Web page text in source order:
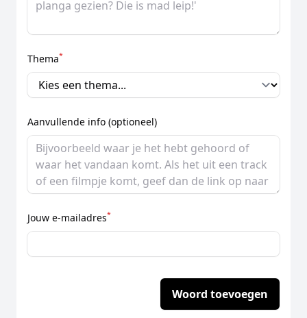
Thema*
Aanvullende info (optioneel)
Jouw e-mailadres*
Woord toevoegen